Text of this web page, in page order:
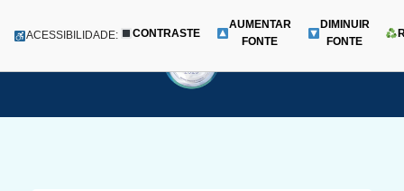
para
Menu
ACESSIBILIDADE: CONTRASTE
AUMENTAR
FONTE
DIMINUIR
FONTE